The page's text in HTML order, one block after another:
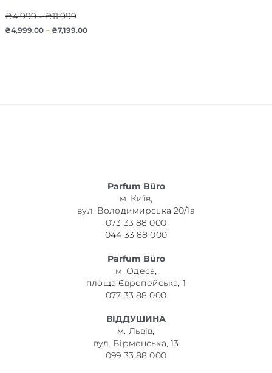
₴4,999 - ₴11,999
₴4,999.00– ₴7,199.00
Parfum Büro
м. Київ,
вул. Володимирська 20/1а
073 33 88 000
044 33 88 000
Parfum Büro
м. Одеса,
площа Європейська, 1
077 33 88 000
ВІДДУШИНА
м. Львів,
вул. Вірменська, 13
099 33 88 000